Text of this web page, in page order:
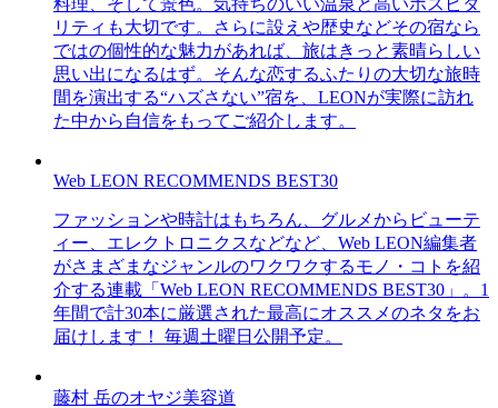
リティも大切です。さらに設えや歴史などその宿なら
ではの個性的な魅力があれば、旅はきっと素晴らしい
思い出になるはず。そんな恋するふたりの大切な旅時
間を演出する“ハズさない”宿を、LEONが実際に訪れ
た中から自信をもってご紹介します。
Web LEON RECOMMENDS BEST30
ファッションや時計はもちろん、グルメからビューテ
ィー、エレクトロニクスなどなど、Web LEON編集者
がさまざまなジャンルのワクワクするモノ・コトを紹
介する連載「Web LEON RECOMMENDS BEST30」。1
年間で計30本に厳選された最高にオススメのネタをお
届けします！ 毎週土曜日公開予定。
藤村 岳のオヤジ美容道